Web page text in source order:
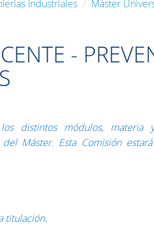
Industriales Máster
-
distintos módulos, materia
Máster. Esta Comisión
titulación.